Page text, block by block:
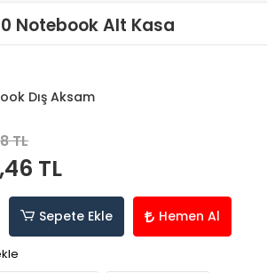
Notebook Alt Kasa
Dış Aksam
TL
TL
Sepete Ekle Hemen Al